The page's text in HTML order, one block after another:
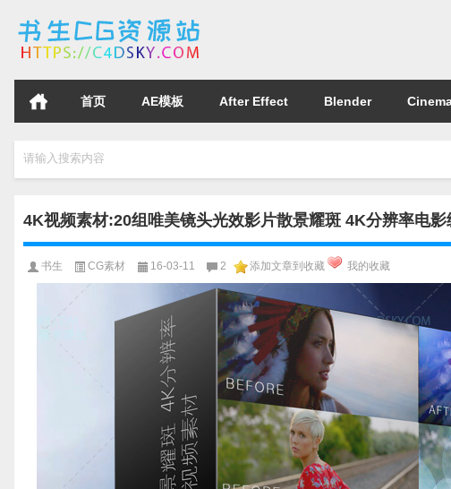
首页 AE模板 After Effect Blender
请输入搜索内容
4K视频素材:20组唯美镜头光效影片散景耀斑 4K分辨率电
书生 CG素材 16-03-11 2 添加文章到收藏 我的收藏